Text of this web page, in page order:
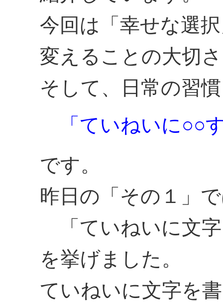
今回は「幸せな選
変えることの大切
そして、日常の習
「ていねいに○○
です。
昨日の「その１」
「ていねいに文
を挙げました。
ていねいに文字を